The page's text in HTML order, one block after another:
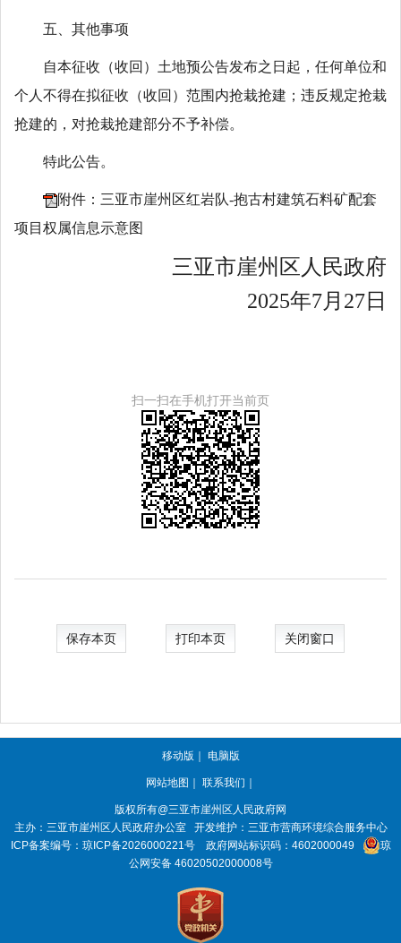
五、其他事项
自本征收（收回）土地预公告发布之日起，任何单位和
个人不得在拟征收（收回）范围内抢栽抢建；违反规定抢栽
抢建的，对抢栽抢建部分不予补偿。
特此公告。
附件：三亚市崖州区红岩队-抱古村建筑石料矿配套
项目权属信息示意图
三亚市崖州区人民政府
2025年7月 27日
扫一扫在手机打开当前页
保存本页 打印本页 关闭窗口
移动版 ｜ 电脑版
网站地图 ｜ 联系我们 ｜
版权所有@三亚市崖州区人民政府网
主办：三亚市崖州区人民政府办公室
开发维护：三亚市营商环境综合服务中心
ICP备案编号： 琼ICP备2026000221号 政府网站标识码： 4602000049
琼
公网安备 46020502000008号